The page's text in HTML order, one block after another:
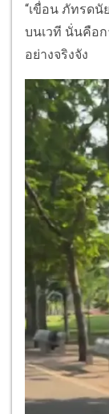
“เขื่อน ภัทรดนั
บนเวที นั่นคือ
อย่างจริงจัง